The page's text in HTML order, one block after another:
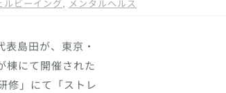
ルビーイング, メンタルヘルス
島田が、東京・
棟にて開催された
修」にて「ストレ